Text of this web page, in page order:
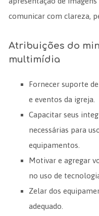
comunicar com clareza,
Atribuições do
multimídia
Fornecer suporte
e eventos da igreja.
Capacitar seus
necessárias para
equipamentos.
Motivar e agregar
no uso de
Zelar dos
adequado.